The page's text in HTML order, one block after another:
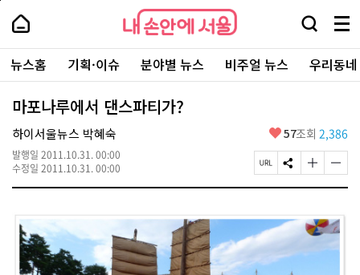
본
로
가
내
손
안
에
서
울
-
서
울
시
대
표
소
포
털
내
손
에
울
검
창
열
기
메
뉴
전
체
보
주
요
서
뉴스홈 기획·이슈 분야별 뉴스 비주얼 뉴스 우리동
마포나루에서 댄스파티가?
하이서울뉴스 박혜숙
발행일 2011.10.31. 00:00
수정일 2011.10.31. 00:00
좋
요
57조회 2,386
페
이
R
L
복
사
S
N
유
하
기
글
자
크
게
변
글
자
작
게
변
페
상
단
로